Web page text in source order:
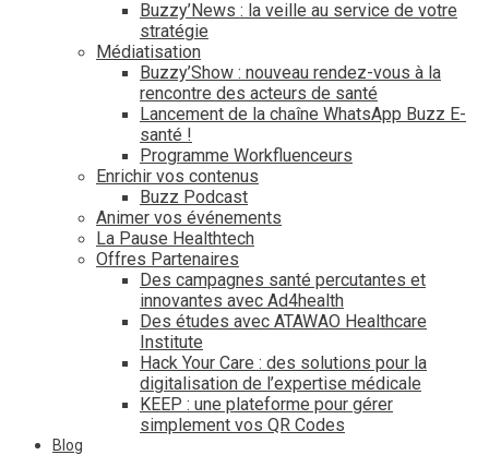
Buzzy’News : la veille au service de votre
stratégie
Médiatisation
Buzzy’Show : nouveau rendez-vous à la
rencontre des acteurs de santé
Lancement de la chaîne WhatsApp Buzz E-
santé !
Programme Workfluenceurs
Enrichir vos contenus
Buzz Podcast
Animer vos événements
La Pause Healthtech
Offres Partenaires
Des campagnes santé percutantes et
innovantes avec Ad4health
Des études avec ATAWAO Healthcare
Institute
Hack Your Care : des solutions pour la
digitalisation de l’expertise médicale
KEEP : une plateforme pour gérer
simplement vos QR Codes
Blog